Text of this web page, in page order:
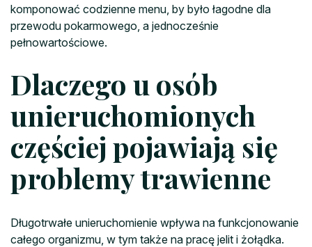
komponować codzienne menu, by było łagodne dla
przewodu pokarmowego, a jednocześnie
pełnowartościowe.
Dlaczego u osób
unieruchomionych
częściej pojawiają się
problemy trawienne
Długotrwałe unieruchomienie wpływa na funkcjonowanie
całego organizmu, w tym także na pracę jelit i żołądka.